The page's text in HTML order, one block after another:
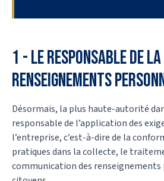
1 - Le responsable de
renseignements
Désormais, la plus haute-autorité
responsable de l’application des
l’entreprise, c’est-à-dire de la
pratiques dans la collecte, le
communication des renseignements